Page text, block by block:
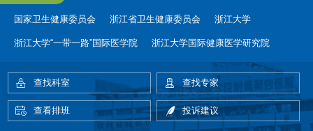
国家卫生健康委员会 浙江省卫生健康委员会 浙江大学
浙江大学“一带一路”国际医学院 浙江大学国际健康医学研究院
查找科室 查找专家
查看排班 投诉建议